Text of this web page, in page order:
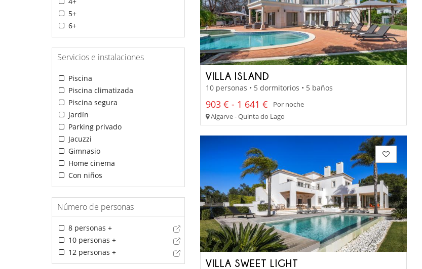
5+
6+
Servicios e instalaciones
Piscina
Piscina climatizada
Piscina segura
Jardín
Parking privado
Jacuzzi
Gimnasio
Home cinema
Con niños
Número de personas
8 personas +
10 personas +
12 personas +
VILLA ISLAND
10 personas • 5 dormitorios • 5 baños
903 € - 1 641 €
Por noche
Algarve - Quinta do Lago
VILLA SWEET LIGHT